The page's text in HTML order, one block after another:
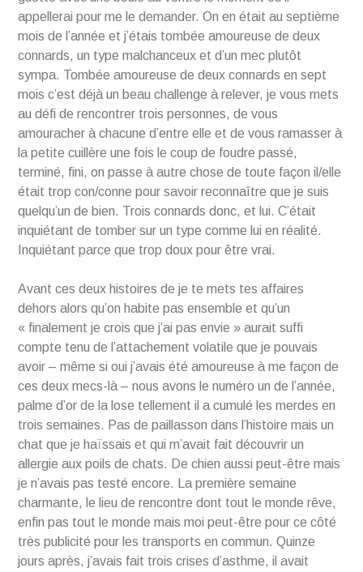
appellerai pour me le demander. On en était au septième
mois de l’année et j’étais tombée amoureuse de deux
connards, un type malchanceux et d’un mec plutôt
sympa. Tombée amoureuse de deux connards en sept
mois c’est déjà un beau challenge à relever, je vous mets
au défi de rencontrer trois personnes, de vous
amouracher à chacune d’entre elle et de vous ramasser à
la petite cuillère une fois le coup de foudre passé,
terminé, fini, on passe à autre chose de toute façon il/elle
était trop con/conne pour savoir reconnaître que je suis
quelqu’un de bien. Trois connards donc, et lui. C’était
inquiétant de tomber sur un type comme lui en réalité.
Inquiétant parce que trop doux pour être vrai.
Avant ces deux histoires de je te mets tes affaires
dehors alors qu’on habite pas ensemble et qu’un
« finalement je crois que j’ai pas envie » aurait suffi
compte tenu de l’attachement volatile que je pouvais
avoir – même si oui j’avais été amoureuse à me façon de
ces deux mecs-là – nous avons le numéro un de l’année,
palme d’or de la lose tellement il a cumulé les merdes en
trois semaines. Pas de paillasson dans l’histoire mais un
chat que je haïssais et qui m’avait fait découvrir un
allergie aux poils de chats. De chien aussi peut-être mais
je n’avais pas testé encore. La première semaine
charmante, le lieu de rencontre dont tout le monde rêve,
enfin pas tout le monde mais moi peut-être pour ce côté
très publicité pour les transports en commun. Quinze
jours après, j’avais fait trois crises d’asthme, il avait